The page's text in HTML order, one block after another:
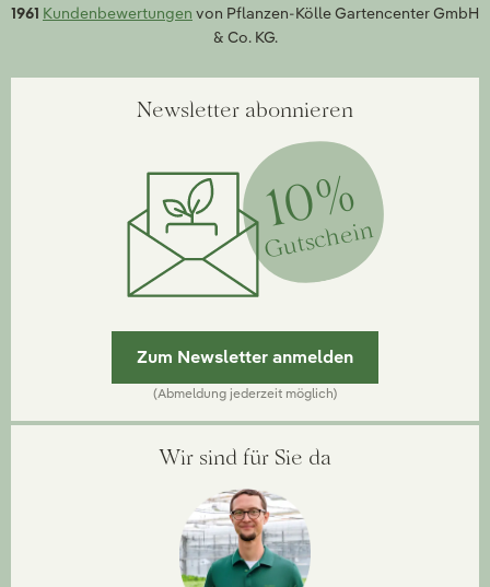
1961 Kundenbewertungen von Pflanzen-Kölle Gartencenter GmbH
& Co. KG.
Newsletter abonnieren
10%
Gutschein
Zum Newsletter anmelden
(Abmeldung jederzeit möglich)
Wir sind für Sie da